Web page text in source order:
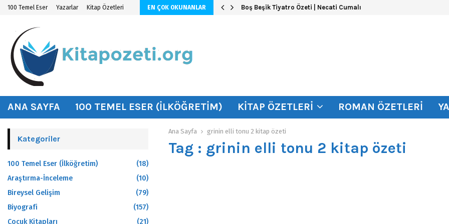
100 Temel Eser Yazarlar Kitap Özetleri EN ÇOK OKUNANLAR
ÖZETİ Boş Beşik Tiyatro Özeti | Necati Cumalı
ANA SAYFA 100 TEMEL ESER (İLKÖĞRETIM) KITAP ÖZETLERI ROMAN ÖZETLERI
Ana Sayfa grinin elli tonu 2 kitap özeti
Tag : grinin elli tonu 2 kitap özeti
Kategoriler
100 Temel Eser (İlköğretim)
(18)
Araştırma-İnceleme
(10)
Bireysel Gelişim
(79)
Biyografi
(157)
Çocuk Kitapları
(21)